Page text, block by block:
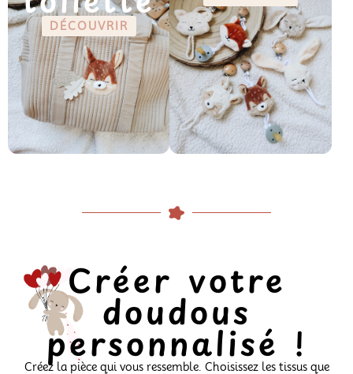
DÉCOUVRIR
Créer votre
doudous
personnalisé !
Créez la pièce qui vous ressemble. Choisissez les tissus que